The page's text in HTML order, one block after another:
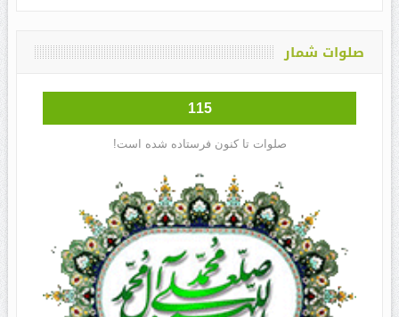
صلوات شمار
115
صلوات تا کنون فرستاده شده است!